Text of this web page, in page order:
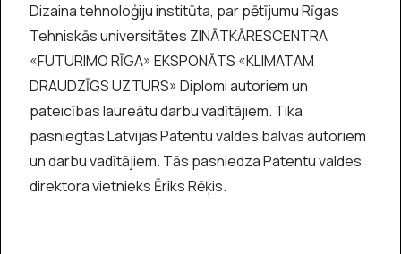
Dizaina tehnoloģiju institūta, par pētījumu Rīgas
Tehniskās universitātes ZINĀTKĀRESCENTRA
«FUTURIMO RĪGA» EKSPONĀTS «KLIMATAM
DRAUDZĪGS UZTURS» Diplomi autoriem un
pateicības laureātu darbu vadītājiem. Tika
pasniegtas Latvijas Patentu valdes balvas autoriem
un darbu vadītājiem. Tās pasniedza Patentu valdes
direktora vietnieks Ēriks Rēķis.